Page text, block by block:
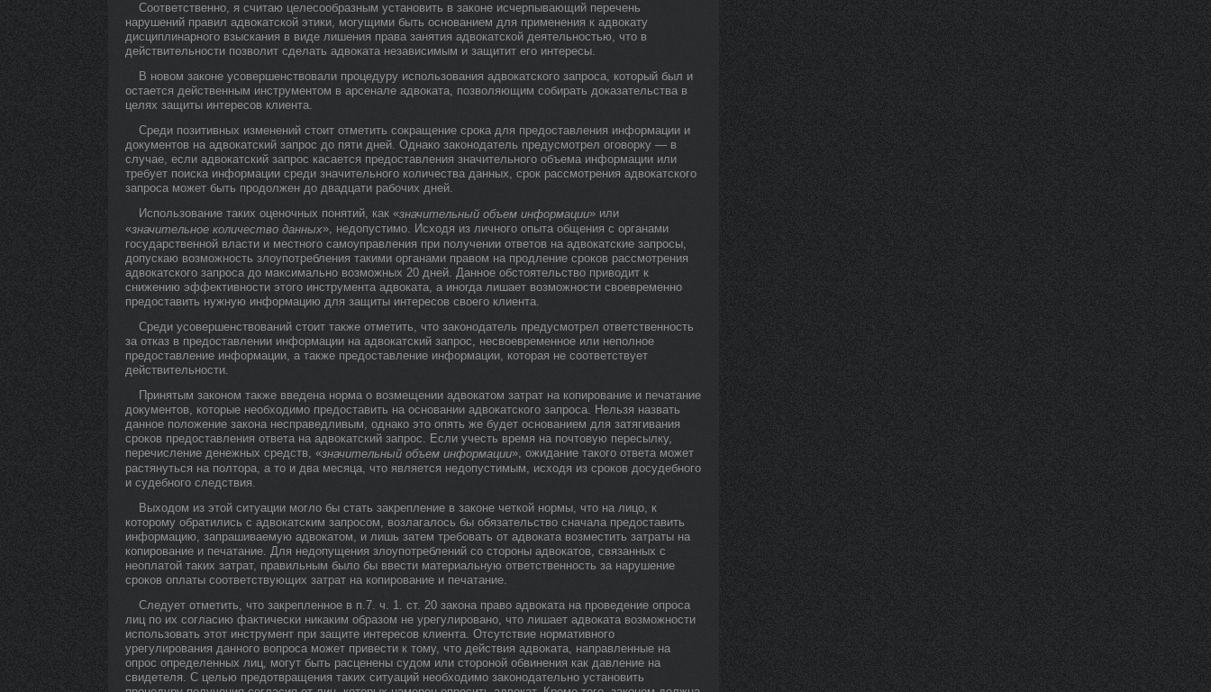
Соответственно, я считаю целесообразным установить в законе исчерпывающий перечень
нарушений правил адвокатской этики, могущими быть основанием для применения к адвокату
дисциплинарного взыскания в виде лишения права занятия адвокатской деятельностью, что в
действительности позволит сделать адвоката независимым и защитит его интересы.
В новом законе усовершенствовали процедуру использования адвокатского запроса, который был и
остается действенным инструментом в арсенале адвоката, позволяющим собирать доказательства в
целях защиты интересов клиента.
Среди позитивных изменений стоит отметить сокращение срока для предоставления информации и
документов на адвокатский запрос до пяти дней. Однако законодатель предусмотрел оговорку — в
случае, если адвокатский запрос касается предоставления значительного объема информации или
требует поиска информации среди значительного количества данных, срок рассмотрения адвокатского
запроса может быть продолжен до двадцати рабочих дней.
Использование таких оценочных понятий, как «значительный объем информации» или
«значительное количество данных», недопустимо. Исходя из личного опыта общения с органами
государственной власти и местного самоуправления при получении ответов на адвокатские запросы,
допускаю возможность злоупотребления такими органами правом на продление сроков рассмотрения
адвокатского запроса до максимально возможных 20 дней. Данное обстоятельство приводит к
снижению эффективности этого инструмента адвоката, а иногда лишает возможности своевременно
предоставить нужную информацию для защиты интересов своего клиента.
Среди усовершенствований стоит также отметить, что законодатель предусмотрел ответственность
за отказ в предоставлении информации на адвокатский запрос, несвоевременное или неполное
предоставление информации, а также предоставление информации, которая не соответствует
действительности.
Принятым законом также введена норма о возмещении адвокатом затрат на копирование и печатание
документов, которые необходимо предоставить на основании адвокатского запроса. Нельзя назвать
данное положение закона несправедливым, однако это опять же будет основанием для затягивания
сроков предоставления ответа на адвокатский запрос. Если учесть время на почтовую пересылку,
перечисление денежных средств, «значительный объем информации», ожидание такого ответа может
растянуться на полтора, а то и два месяца, что является недопустимым, исходя из сроков досудебного
и судебного следствия.
Выходом из этой ситуации могло бы стать закрепление в законе четкой нормы, что на лицо, к
которому обратились с адвокатским запросом, возлагалось бы обязательство сначала предоставить
информацию, запрашиваемую адвокатом, и лишь затем требовать от адвоката возместить затраты на
копирование и печатание. Для недопущения злоупотреблений со стороны адвокатов, связанных с
неоплатой таких затрат, правильным было бы ввести материальную ответственность за нарушение
сроков оплаты соответствующих затрат на копирование и печатание.
Следует отметить, что закрепленное в п.7. ч. 1. ст. 20 закона право адвоката на проведение опроса
лиц по их согласию фактически никаким образом не урегулировано, что лишает адвоката возможности
использовать этот инструмент при защите интересов клиента. Отсутствие нормативного
урегулирования данного вопроса может привести к тому, что действия адвоката, направленные на
опрос определенных лиц, могут быть расценены судом или стороной обвинения как давление на
свидетеля. С целью предотвращения таких ситуаций необходимо законодательно установить